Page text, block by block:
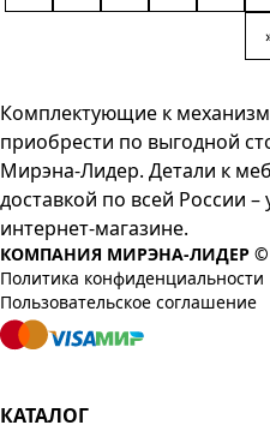
Комплектующие к
приобрести по выгодной
Мирэна-Лидер. Детали к
доставкой по всей России
интернет-магазине.
КОМПАНИЯ МИРЭНА-ЛИДЕР ©
Политика конфиденциальности
Пользовательское соглашение
КАТАЛОГ